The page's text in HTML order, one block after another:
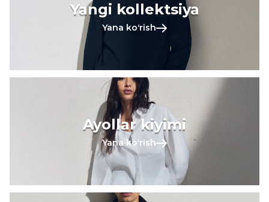
Yangi kollektsiya
Yana koʻrish
Ayollar kiyimi
Yana koʻrish